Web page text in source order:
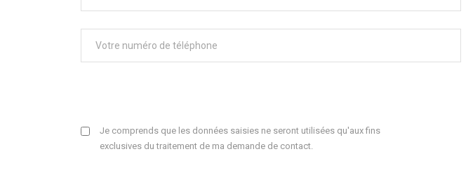
Je comprends que les données saisies ne seront utilisées qu'aux fins
exclusives du traitement de ma demande de contact.